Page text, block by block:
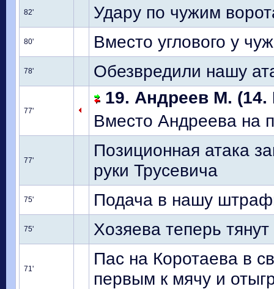
82' Удару по чужим
80' Вместо углового у
78' Обезвредили нашу
77'
19. Андреев М. (14.
Вместо Андреева на
77'
Позиционная атака
руки Трусевича
75' Подача в нашу
75' Хозяева теперь
71'
Пас на Коротаева в
первым к мячу и